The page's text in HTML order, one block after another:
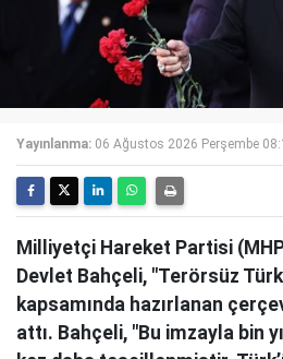
Yayınlanma: 06 Ağustos 2026 Perşembe
Milliyetçi Hareket Partisi
Devlet Bahçeli, "Terörsüz
kapsamında hazırlanan
attı. Bahçeli, "Bu imzayla bin